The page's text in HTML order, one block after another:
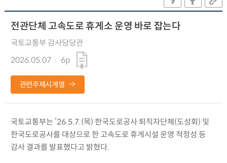
전관단체 고속도로 휴게소 운영 바로 잡는다
국토교통부 감사담당관
2026.05.07
6p
관련주제시계열
국토교통부는 ’26.5.7.(목) 한국도로공사 퇴직자단체(도성회) 및
한국도로공사를 대상으로 한 고속도로 휴게시설 운영 적정성 등
감사 결과를 발표했다고 밝혔다.